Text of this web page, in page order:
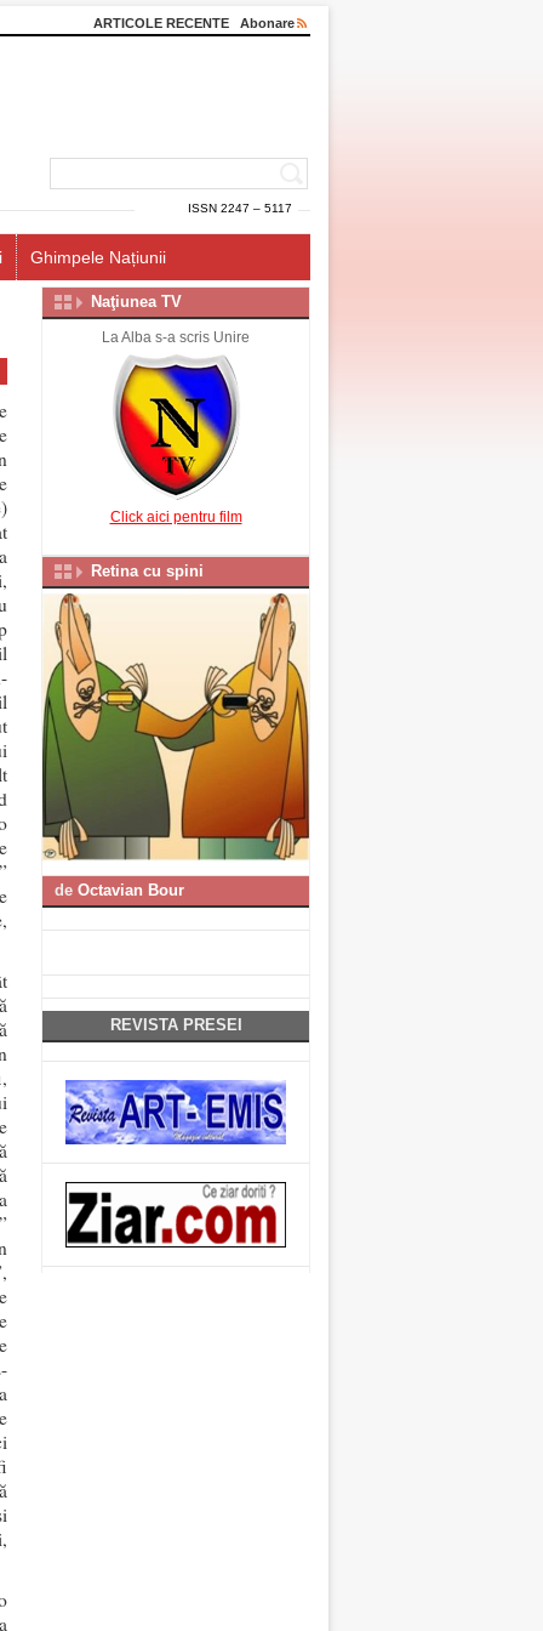
ARTICOLE RECENTE Abonare
ISSN 2247 – 5117
Ghimpele Națiunii
Naţiunea TV
La Alba s-a scris Unire
Click aici pentru film
Retina cu spini
de Octavian Bour
REVISTA PRESEI